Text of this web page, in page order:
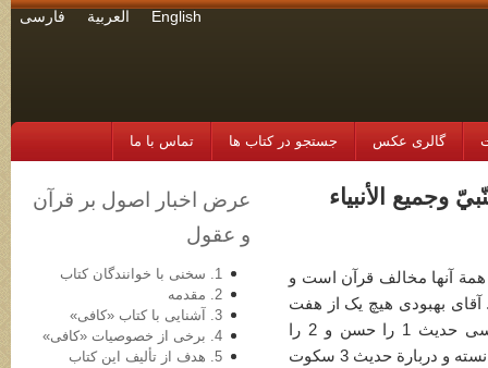
English العربية فارسی
گالری عکس جستجو در کتاب ها تماس با ما
وجمیع الأنبیاء
آنها مخالف قرآن است و
آقای بهبودی هیچ یک از هفت
روایت این باب را صحیح ندانسته امّا مجلسی حدیث 1 را حسن و 2 را
ضعیف و 4 و 5 و 6 را صحیح و 7 را مجهول دانسته و دربارة حدیث 3 سکوت
عرض اخبار اصول بر قرآن
و عقول
1. سخنی با خوانندگان کتاب
2. مقدمه
3. آشنایی با کتاب «کافی»
4. برخی از خصوصیات «کافی»
5. هدف از تألیف این کتاب